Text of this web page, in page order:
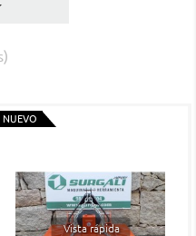
NUEVO
Vista rápida